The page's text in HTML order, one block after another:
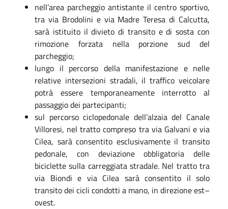
nell’area parcheggio antistante il centro sportivo,
tra via Brodolini e via Madre Teresa di Calcutta,
sarà istituito il divieto di transito e di sosta con
rimozione forzata nella porzione sud del
parcheggio;
lungo il percorso della manifestazione e nelle
relative intersezioni stradali, il traffico veicolare
potrà essere temporaneamente interrotto al
passaggio dei partecipanti;
sul percorso ciclopedonale dell’alzaia del Canale
Villoresi, nel tratto compreso tra via Galvani e via
Cilea, sarà consentito esclusivamente il transito
pedonale, con deviazione obbligatoria delle
biciclette sulla carreggiata stradale. Nel tratto tra
via Biondi e via Cilea sarà consentito il solo
transito dei cicli condotti a mano, in direzione est–
ovest.